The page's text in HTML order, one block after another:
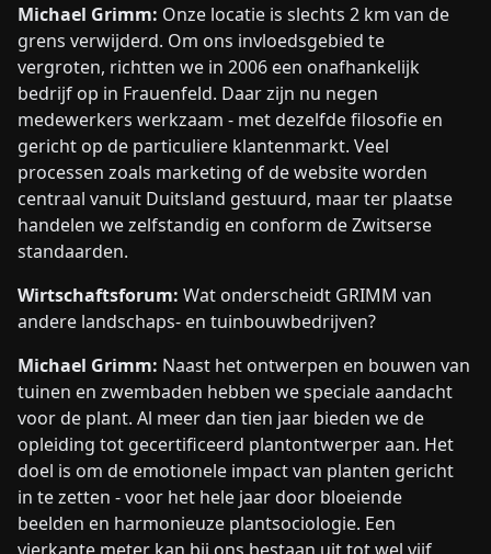
Michael Grimm: Onze locatie is slechts 2 km van de
grens verwijderd. Om ons invloedsgebied te
vergroten, richtten we in 2006 een onafhankelijk
bedrijf op in Frauenfeld. Daar zijn nu negen
medewerkers werkzaam - met dezelfde filosofie en
gericht op de particuliere klantenmarkt. Veel
processen zoals marketing of de website worden
centraal vanuit Duitsland gestuurd, maar ter plaatse
handelen we zelfstandig en conform de Zwitserse
standaarden.
Wirtschaftsforum: Wat onderscheidt GRIMM van
andere landschaps- en tuinbouwbedrijven?
Michael Grimm: Naast het ontwerpen en bouwen van
tuinen en zwembaden hebben we speciale aandacht
voor de plant. Al meer dan tien jaar bieden we de
opleiding tot gecertificeerd plantontwerper aan. Het
doel is om de emotionele impact van planten gericht
in te zetten - voor het hele jaar door bloeiende
beelden en harmonieuze plantsociologie. Een